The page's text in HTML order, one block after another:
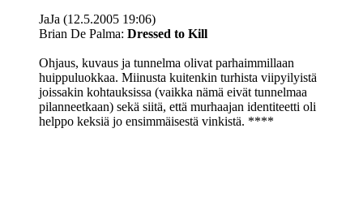
JaJa (12.5.2005 19:06)
Brian De Palma: Dressed to Kill
Ohjaus, kuvaus ja tunnelma olivat parhaimmillaan
huippuluokkaa. Miinusta kuitenkin turhista viipyilyistä
joissakin kohtauksissa (vaikka nämä eivät tunnelmaa
pilanneetkaan) sekä siitä, että murhaajan identiteetti oli
helppo keksiä jo ensimmäisestä vinkistä. ****